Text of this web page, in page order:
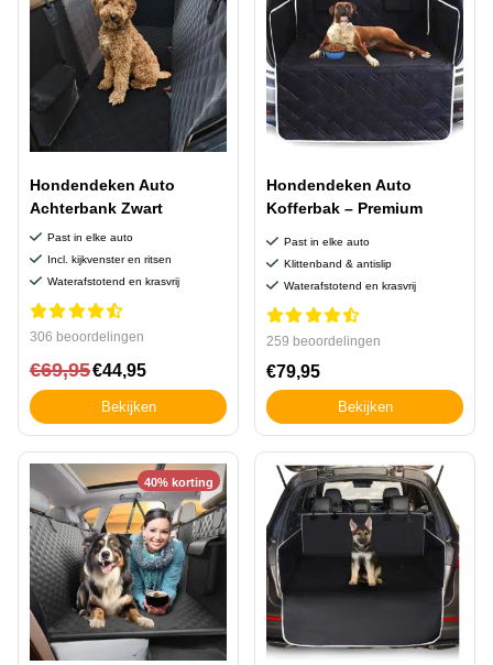
Hondendeken Auto
Achterbank Zwart
Past in elke auto
Incl. kijkvenster en ritsen
Waterafstotend en krasvrij
306 beoordelingen
€69,95€44,95
Bekijken
Hondendeken Auto
Kofferbak – Premium
Past in elke auto
Klittenband & antislip
Waterafstotend en krasvrij
259 beoordelingen
€79,95
Bekijken
40% korting